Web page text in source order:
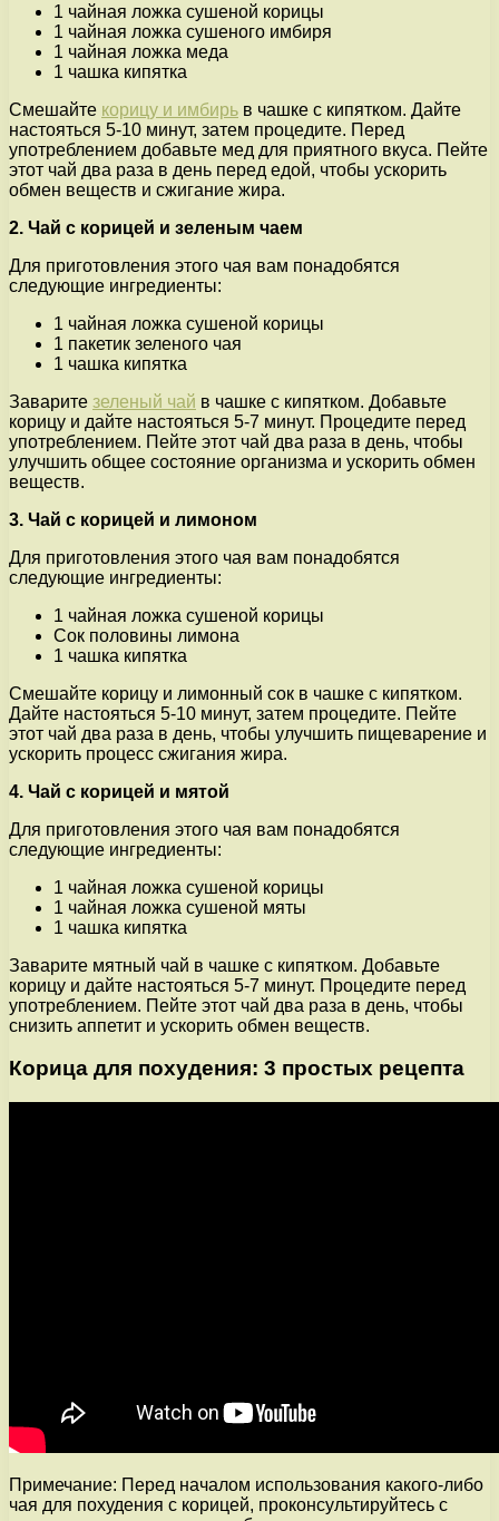
1 чайная ложка сушеной корицы
1 чайная ложка сушеного имбиря
1 чайная ложка меда
1 чашка кипятка
Смешайте корицу и имбирь в чашке с кипятком. Дайте
настояться 5-10 минут, затем процедите. Перед
употреблением добавьте мед для приятного вкуса. Пейте
этот чай два раза в день перед едой, чтобы ускорить
обмен веществ и сжигание жира.
2. Чай с корицей и зеленым чаем
Для приготовления этого чая вам понадобятся
следующие ингредиенты:
1 чайная ложка сушеной корицы
1 пакетик зеленого чая
1 чашка кипятка
Заварите зеленый чай в чашке с кипятком. Добавьте
корицу и дайте настояться 5-7 минут. Процедите перед
употреблением. Пейте этот чай два раза в день, чтобы
улучшить общее состояние организма и ускорить обмен
веществ.
3. Чай с корицей и лимоном
Для приготовления этого чая вам понадобятся
следующие ингредиенты:
1 чайная ложка сушеной корицы
Сок половины лимона
1 чашка кипятка
Смешайте корицу и лимонный сок в чашке с кипятком.
Дайте настояться 5-10 минут, затем процедите. Пейте
этот чай два раза в день, чтобы улучшить пищеварение и
ускорить процесс сжигания жира.
4. Чай с корицей и мятой
Для приготовления этого чая вам понадобятся
следующие ингредиенты:
1 чайная ложка сушеной корицы
1 чайная ложка сушеной мяты
1 чашка кипятка
Заварите мятный чай в чашке с кипятком. Добавьте
корицу и дайте настояться 5-7 минут. Процедите перед
употреблением. Пейте этот чай два раза в день, чтобы
снизить аппетит и ускорить обмен веществ.
Корица для похудения: 3 простых рецепта
Примечание: Перед началом использования какого-либо
чая для похудения с корицей, проконсультируйтесь с